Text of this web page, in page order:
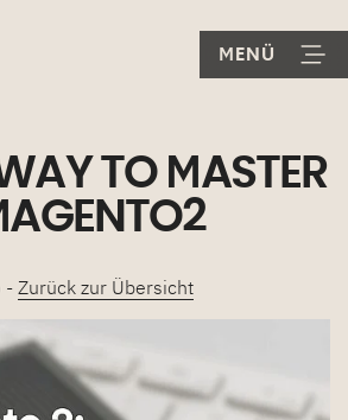
TO MASTER
-Zurück zur Übersicht